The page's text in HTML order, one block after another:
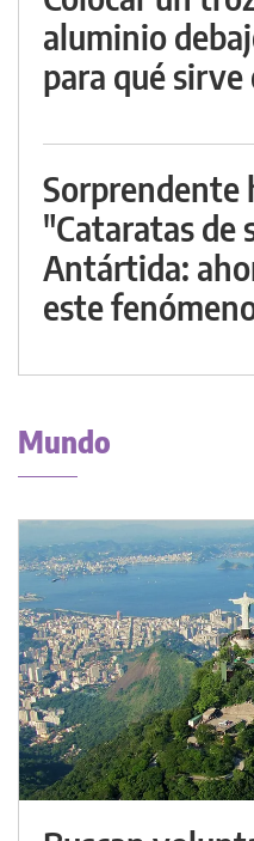
aluminio
para qué
Sorprendente
"Cataratas de
Antártida:
este
Mundo